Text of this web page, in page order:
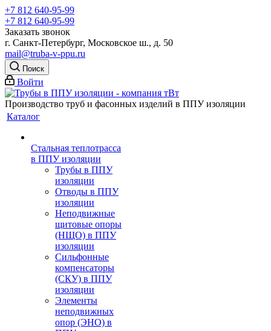
+7 812 640-95-99
+7 812 640-95-99
Заказать звонок
г. Санкт-Петербург, Московское ш., д. 50
mail@truba-v-ppu.ru
Поиск
Войти
Производство труб и фасонных изделий в ППУ изоляции
Каталог
Стальная теплотрасса
в ППУ изоляции
Трубы в ППУ
изоляции
Отводы в ППУ
изоляции
Неподвижные
щитовые опоры
(НЩО) в ППУ
изоляции
Cильфонные
компенсаторы
(СКУ) в ППУ
изоляции
Элементы
неподвижных
опор (ЭНО) в